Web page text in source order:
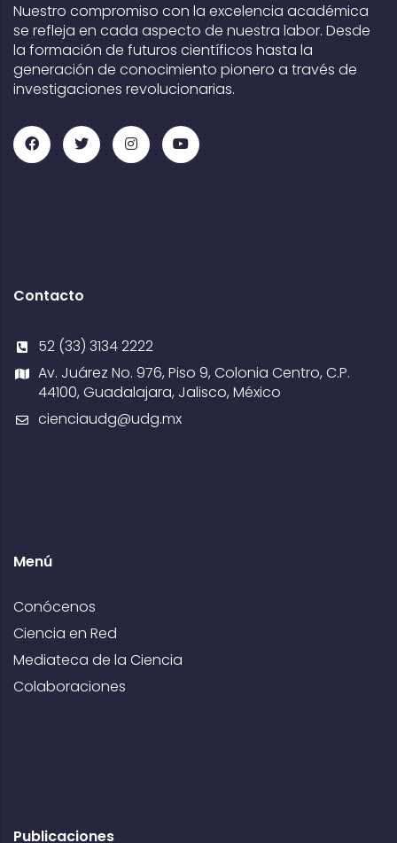
Nuestro compromiso con la excelencia académica
se refleja en cada aspecto de nuestra labor. Desde
la formación de futuros científicos hasta la
generación de conocimiento pionero a través de
investigaciones revolucionarias.
Contacto
52 (33) 3134 2222
Av. Juárez No. 976, Piso 9, Colonia Centro, C.P.
44100, Guadalajara, Jalisco, México
cienciaudg@udg.mx
Menú
Conócenos
Ciencia en Red
Mediateca de la Ciencia
Colaboraciones
Publicaciones